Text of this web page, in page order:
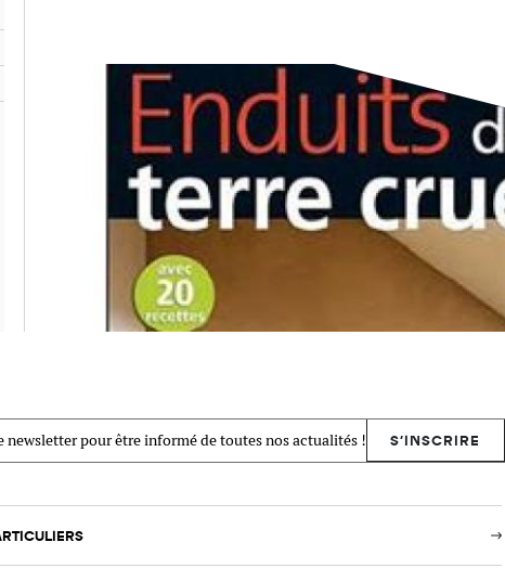
newsletter pour être informé de toutes nos actualités ! S'INSCRIRE